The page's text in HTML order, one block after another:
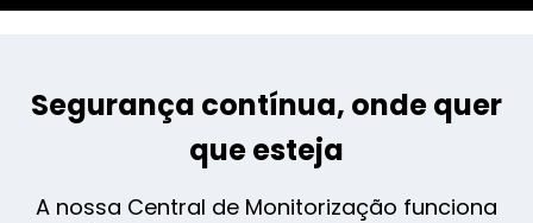
Segurança contínua, onde quer
que esteja
A nossa Central de Monitorização funciona